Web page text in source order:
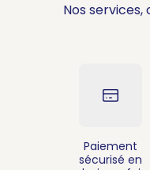
Nos
Paiement
sécurisé en